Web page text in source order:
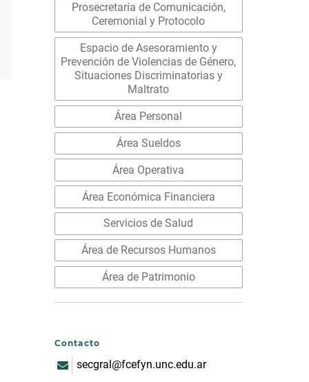
Prosecretaría de Comunicación,
Ceremonial y Protocolo
Espacio de Asesoramiento y
Prevención de Violencias de Género,
Situaciones Discriminatorias y
Maltrato
Área Personal
Área Sueldos
Área Operativa
Área Económica Financiera
Servicios de Salud
Área de Recursos Humanos
Área de Patrimonio
Contacto
secgral@fcefyn.unc.edu.ar